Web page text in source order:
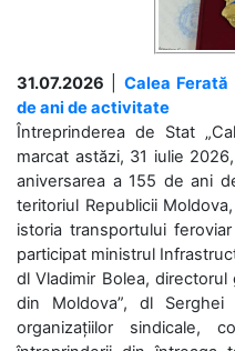
31.07.2026
Calea
de ani de activitate
Întreprinderea de Stat
marcat astăzi, 31 iulie
aniversarea a 155 de ani
teritoriul Republicii
istoria transportului
participat ministrul
dl Vladimir Bolea, directorul
din Moldova”, dl Serghei
organizațiilor sindicale,